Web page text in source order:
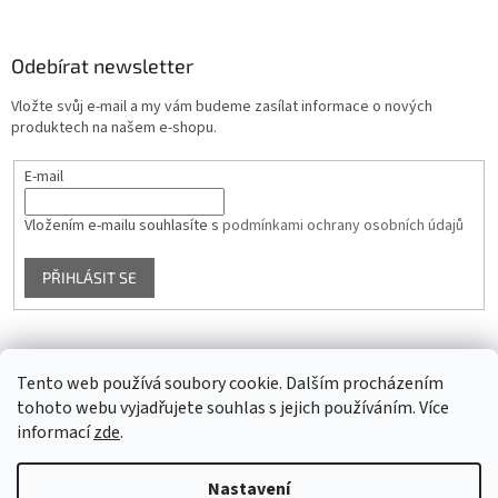
Tento web používá soubory cookie. Dalším procházením
tohoto webu vyjadřujete souhlas s jejich používáním. Více
informacízde.
Nastavení
Odebírat newsletter
Vložte svůj e-mail a my vám budeme zasílat informace o nových
produktech na našem e-shopu.
E-mail
Vložením e-mailu souhlasíte s podmínkami ochrany osobních údajů
PŘIHLÁSIT SE
Facebook